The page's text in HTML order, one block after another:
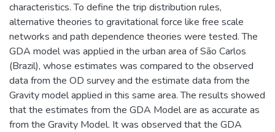
characteristics. To define the trip distribution rules,
alternative theories to gravitational force like free scale
networks and path dependence theories were tested. The
GDA model was applied in the urban area of São Carlos
(Brazil), whose estimates was compared to the observed
data from the OD survey and the estimate data from the
Gravity model applied in this same area. The results showed
that the estimates from the GDA Model are as accurate as
from the Gravity Model. It was observed that the GDA